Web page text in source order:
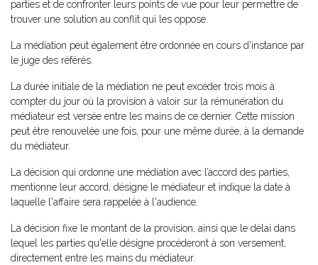
parties et de confronter leurs points de vue pour leur permettre de
trouver une solution au conflit qui les oppose.
La médiation peut également être ordonnée en cours d'instance par
le juge des référés.
La durée initiale de la médiation ne peut excéder trois mois à
compter du jour où la provision à valoir sur la rémunération du
médiateur est versée entre les mains de ce dernier. Cette mission
peut être renouvelée une fois, pour une même durée, à la demande
du médiateur.
La décision qui ordonne une médiation avec l’accord des parties,
mentionne leur accord, désigne le médiateur et indique la date à
laquelle l'affaire sera rappelée à l'audience.
La décision fixe le montant de la provision, ainsi que le délai dans
lequel les parties qu'elle désigne procéderont à son versement,
directement entre les mains du médiateur.